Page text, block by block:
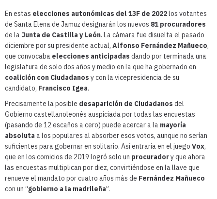
En estas elecciones autonómicas del 13F de 2022los votantes
de Santa Elena de Jamuz designarán los nuevos 81 procuradores
de la Junta de Castilla y León. La cámara fue disuelta el pasado
diciembre por su presidente actual, Alfonso Fernández Mañueco,
que convocaba elecciones anticipadas dando por terminada una
legislatura de solo dos años y medio en la que ha gobernado en
coalición con Ciudadanos y con la vicepresidencia de su
candidato, Francisco Igea.
Precisamente la posible desaparición de Ciudadanos del
Gobierno castellanoleonés auspiciada por todas las encuestas
(pasando de 12 escaños a cero) puede acercar a la mayoría
absoluta a los populares al absorber esos votos, aunque no serían
suficientes para gobernar en solitario. Así entraría en el juego Vox,
que en los comicios de 2019 logró solo un procuradory que ahora
las encuestas multiplican por diez, convirtiéndose en la llave que
renueve el mandato por cuatro años más de Fernández Mañueco
con un “gobierno a la madrileña”.